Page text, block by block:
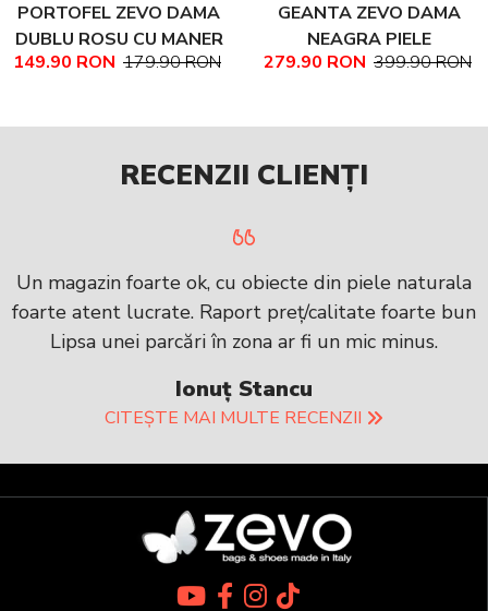
PORTOFEL ZEVO DAMA
DUBLU ROSU CU MANER
PIELE NATURALA
149.90 RON 179.90 RON
GEANTA ZEVO DAMA
NEAGRA PIELE
NATURALA TEXTURATA
279.90 RON 399.90 RON
RECENZII CLIENȚI
Un magazin foarte ok, cu obiecte din piele naturala
foarte atent lucrate. Raport preț/calitate foarte bun
Lipsa unei parcări în zona ar fi un mic minus.
Ionuț Stancu
CITEȘTE MAI MULTE RECENZII